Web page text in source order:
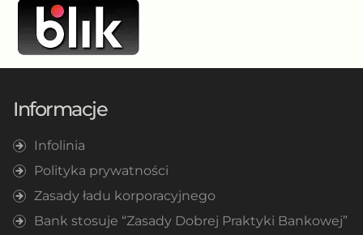
Informacje
Infolinia
Polityka prywatności
Zasady ładu korporacyjnego
Bank stosuje “Zasady Dobrej Praktyki Bankowej”